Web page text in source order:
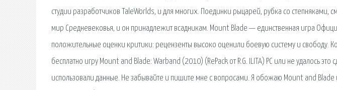
студии разработчиков TaleWorlds, и для многих. Поединки рыцарей, рубка со степняками,
мир Средневековья, и он принадлежит всадникам. Mount Blade — единственная игра
положительные оценки критики: рецензенты высоко оценили боевую систему и свободу.
бесплатно игру Mount and Blade: Warband (2010) (RePack от R.G. ILITA) PC или не удалось
использовали данные. Не забывайте и пишите мне с вопросами. Я обожаю Mount and Blade